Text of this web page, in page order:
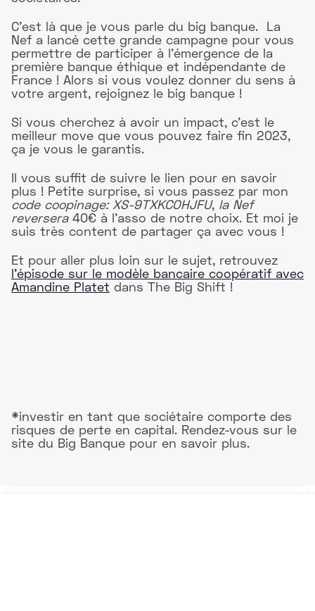
C’est là que je vous parle du big banque. La
Nef a lancé cette grande campagne pour vous
permettre de participer à l’émergence de la
première banque éthique et indépendante de
France ! Alors si vous voulez donner du sens à
votre argent, rejoignez le big banque !
Si vous cherchez à avoir un impact, c’est le
meilleur move que vous pouvez faire fin 2023,
ça je vous le garantis.
Il vous suffit de suivre le lien pour en savoir
plus ! Petite surprise, si vous passez par mon
code coopinage: XS-9TXKCOHJFU, la Nef
reversera 40€ à l’asso de notre choix. Et moi je
suis très content de partager ça avec vous !
Et pour aller plus loin sur le sujet, retrouvez
l'épisode sur le modèle bancaire coopératif avec
Amandine Platet dans The Big Shift !
*investir en tant que sociétaire comporte des
risques de perte en capital. Rendez-vous sur le
site du Big Banque pour en savoir plus.